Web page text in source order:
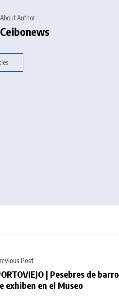
About Author
Ceibonews
Post
| Pesebres de barro
exhiben en el Museo